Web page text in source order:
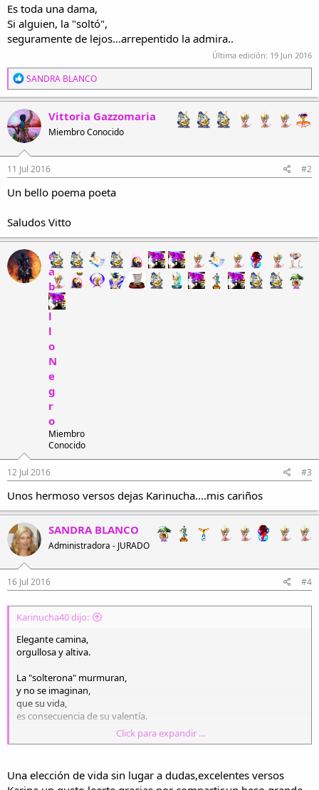
Es toda una dama,
Si alguien, la "soltó",
seguramente de lejos...arrepentido la admira..
Última edición: 19 Jun 2016
R
e
a
c
c
i
o
n
e
s
:
SANDRA BLANCO
Vittoria Gazzomaria
Miembro Conocido
11 Jul 2016 #2
Un bello poema poeta
Saludos Vitto
C
a
b
a
l
l
o
N
e
g
r
o
Miembro
Conocido
12 Jul 2016 #3
Unos hermoso versos dejas Karinucha....mis cariños
SANDRA BLANCO
Administradora - JURADO
16 Jul 2016 #4
Karinucha40 dijo:
Elegante camina,
orgullosa y altiva.
La "solterona" murmuran,
y no se imaginan,
que su vida,
es consecuencia de su valentía.
Solterona, le dicen,
Es toda una dama,
Click para expandir ...
Una elección de vida sin lugar a dudas,excelentes versos